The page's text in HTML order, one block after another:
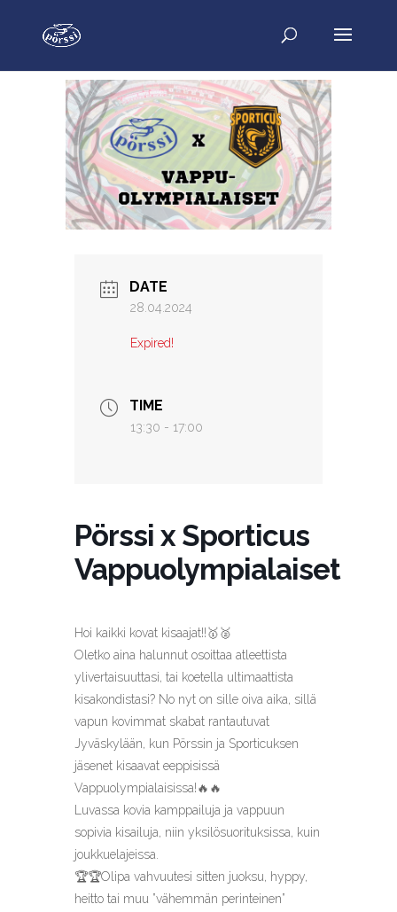
DATE
28.04.2024
Expired!
TIME
13:30 - 17:00
Pörssi x Sporticus
Vappuolympialaiset
Hoi kaikki kovat kisaajat!!🥇🥈
Oletko aina halunnut osoittaa atleettista
ylivertaisuuttasi, tai koetella ultimaattista
kisakondistasi? No nyt on sille oiva aika, sillä
vapun kovimmat skabat rantautuvat
Jyväskylään, kun Pörssin ja Sporticuksen
jäsenet kisaavat eeppisissä
Vappuolympialaisissa!🔥🔥
Luvassa kovia kamppailuja ja vappuun
sopivia kisailuja, niin yksilösuorituksissa, kuin
joukkuelajeissa.
🏆🏆Olipa vahvuutesi sitten juoksu, hyppy,
heitto tai muu ”vähemmän perinteinen”